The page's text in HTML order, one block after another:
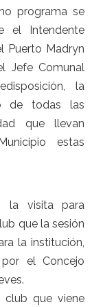
programa se
el Intendente
Puerto Madryn
Jefe Comunal
la
de todas las
que llevan
estas
la visita para
que la sesión
la institución,
el Concejo
club que viene